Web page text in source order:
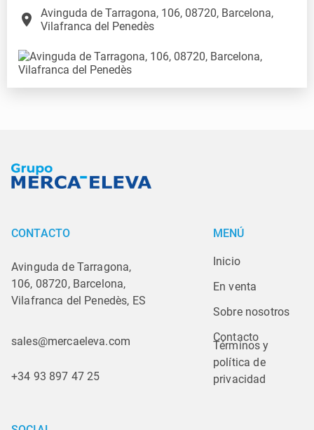
place
Avinguda de Tarragona, 106, 08720, Barcelona,
Vilafranca del Penedès
CONTACTO
Avinguda de Tarragona,
106, 08720, Barcelona,
Vilafranca del Penedès, ES
sales@mercaeleva.com
+34 93 897 47 25
MENÚ
Inicio
En venta
Sobre nosotros
Contacto
Términos y
política de
privacidad